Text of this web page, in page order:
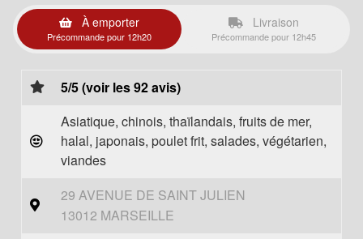
À emporter
Précommande pour 12h20
Livraison
Précommande pour 12h45
5/5 (voir les 92 avis)
Asiatique, chinois, thaïlandais, fruits de mer,
halal, japonais, poulet frit, salades, végétarien,
viandes
29 AVENUE DE SAINT JULIEN
13012 MARSEILLE